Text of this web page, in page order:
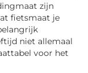
zijn
fietsmaat je
niet allemaal
voor het